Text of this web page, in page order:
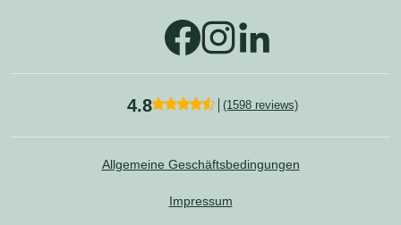
4.8 (1598 reviews)
Allgemeine Geschäftsbedingungen
Impressum